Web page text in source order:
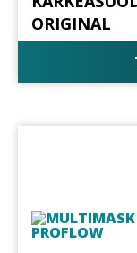
ORIGINAL